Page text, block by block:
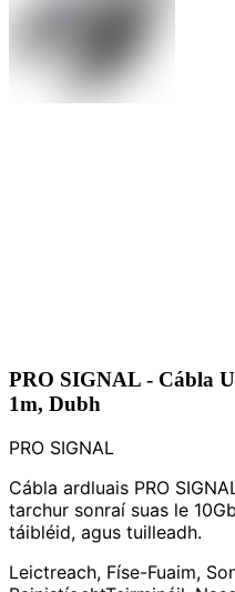
PRO SIGNAL - Cábla
1m, Dubh
PRO SIGNAL
Cábla ardluais PRO
tarchur sonraí suas le
táibléid, agus tuilleadh.
Leictreach, Físe-Fuaim,